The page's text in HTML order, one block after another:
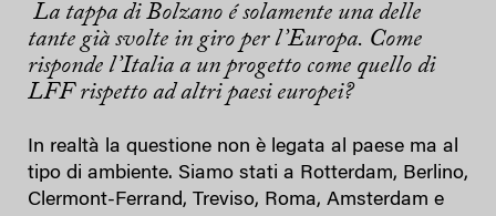
La tappa di Bolzano ésolamente una delle
tante già svolte in giro per l’Europa. Come
risponde l’Italia a un progetto come quello di
LFF rispetto ad altri paesi europei?
In realtà la questione non è legata al paese ma al
tipo di ambiente. Siamo stati a Rotterdam, Berlino,
Clermont-Ferrand, Treviso, Roma, Amsterdam e